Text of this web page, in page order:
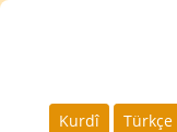
Kurdî Türkçe